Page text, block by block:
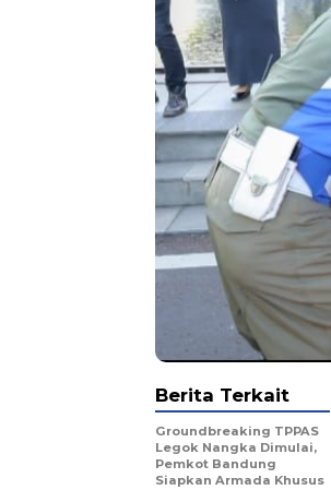
Berita Terkait
Groundbreaking TPPAS
Legok Nangka Dimulai,
Pemkot Bandung
Siapkan Armada Khusus